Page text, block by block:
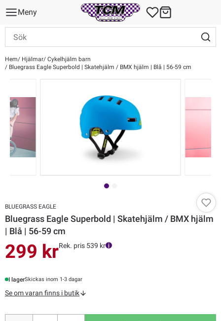
Meny
Hem Hjälmar Cykelhjälm barn
Bluegrass Eagle Superbold | Skatehjälm / BMX hjälm | Blå | 56-59 cm
BLUEGRASS EAGLE
Bluegrass Eagle Superbold | Skatehjälm / BMX hjälm
| Blå | 56-59 cm
299 krRek. pris 539 kr
I lagerSkickas inom 1-3 dagar
Se om varan finns i butik